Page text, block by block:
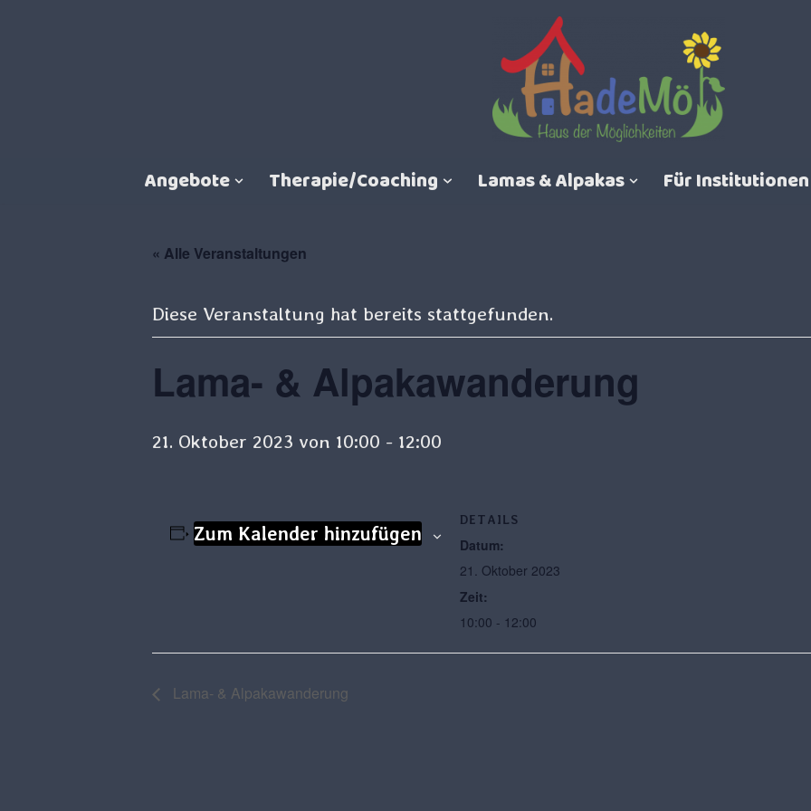
Angebote Therapie/Coaching Lamas & Alpakas Für Institutionen
« Alle Veranstaltungen
Diese Veranstaltung hat bereits stattgefunden.
Lama- & Alpakawanderung
21. Oktober 2023 von 10:00 - 12:00
Zum Kalender hinzufügen
DETAILS
Datum:
21. Oktober 2023
Zeit:
10:00 - 12:00
Lama- & Alpakawanderung